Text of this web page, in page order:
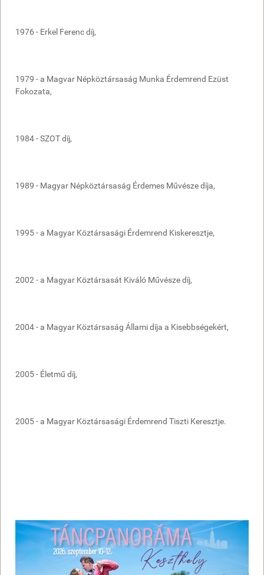
1976 - Erkel Ferenc díj,
1979 - a Magvar Népköztársaság Munka Érdemrend Ezüst
Fokozata,
1984 - SZOT díj,
1989 - Magyar Népköztársaság Érdemes Művésze díja,
1995 - a Magyar Köztársasági Érdemrend Kiskeresztje,
2002 - a Magyar Köztársasát Kiváló Művésze díj,
2004 - a Magyar Köztársaság Állami díja a Kisebbségekért,
2005 - Életmű díj,
2005 - a Magyar Köztársasági Érdemrend Tiszti Keresztje.